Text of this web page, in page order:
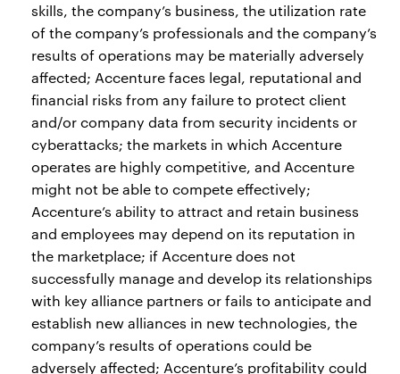
skills, the company’s business, the utilization rate
of the company’s professionals and the company’s
results of operations may be materially adversely
affected; Accenture faces legal, reputational and
financial risks from any failure to protect client
and/or company data from security incidents or
cyberattacks; the markets in which Accenture
operates are highly competitive, and Accenture
might not be able to compete effectively;
Accenture’s ability to attract and retain business
and employees may depend on its reputation in
the marketplace; if Accenture does not
successfully manage and develop its relationships
with key alliance partners or fails to anticipate and
establish new alliances in new technologies, the
company’s results of operations could be
adversely affected; Accenture’s profitability could